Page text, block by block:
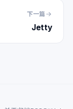
下一篇
Jetty